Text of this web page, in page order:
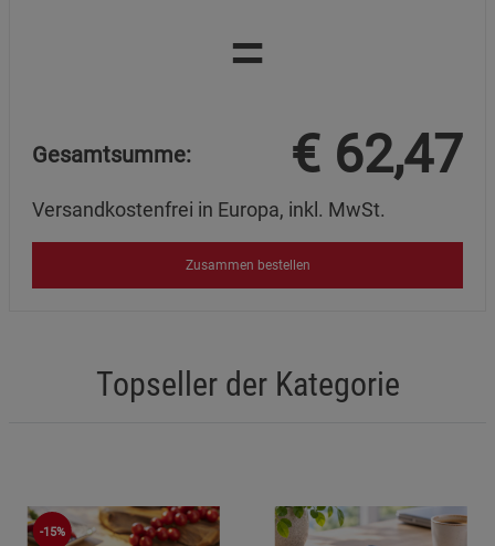
=
Gesamtsumme: € 62,47
Versandkostenfrei in Europa, inkl. MwSt.
Zusammen bestellen
Topseller der Kategorie
-15%